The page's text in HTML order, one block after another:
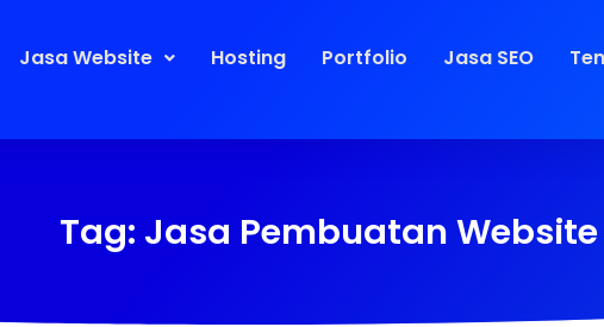
Jasa Website Hosting Portfolio Jasa SEO
Tag: Jasa Pembuatan